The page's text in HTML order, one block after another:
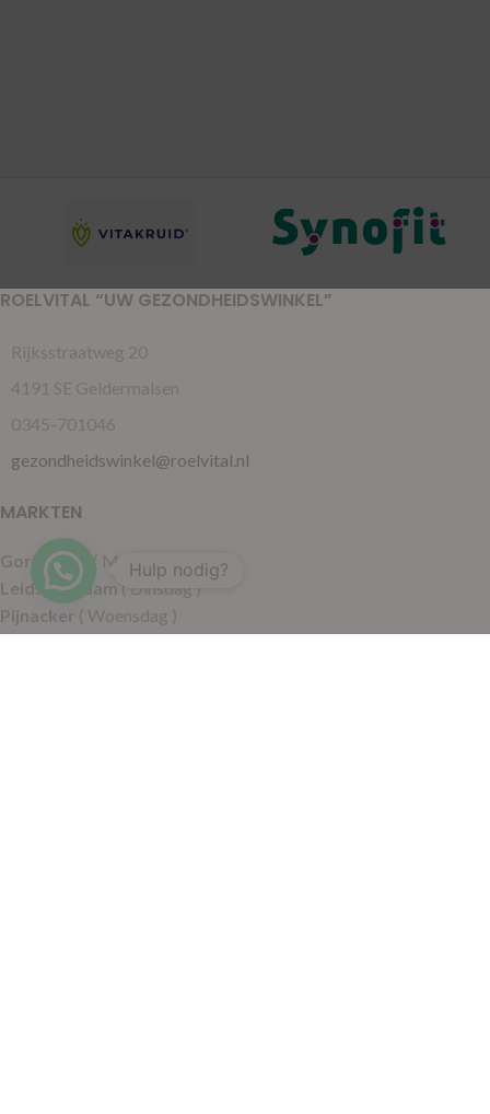
ROELVITAL “UW GEZONDHEIDSWINKEL”
Rijksstraatweg 20
4191 SE Geldermalsen
0345-701046
gezondheidswinkel@roelvital.nl
MARKTEN
Gorinchem ( Maandag )
Leidschendam ( Dinsdag )
Pijnacker ( Woensdag )
Hulp nodig?